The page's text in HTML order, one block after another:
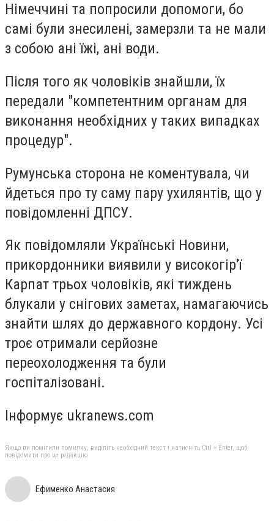
Німеччині та попросили допомоги, бо
самі були знесилені, замерзли та не мали
з собою ані їжі, ані води.
Після того як чоловіків знайшли, їх
передали "компетентним органам для
виконання необхідних у таких випадках
процедур".
Румунська сторона не коментувала, чи
йдеться про ту саму пару ухилянтів, що у
повідомленні ДПСУ.
Як повідомляли Українські Новини,
прикордонники виявили у високогір'ї
Карпат трьох чоловіків, які тиждень
блукали у снігових заметах, намагаючись
знайти шлях до державного кордону. Усі
троє отримали серйозне
переохолодження та були
госпіталізовані.
Інформує ukranews.com
Якщо ви помітили помилку, виділіть необхідний текст і натисніть Ctrl + Enter, щоб
повідомити про це редакцію
Ефименко Анастасия